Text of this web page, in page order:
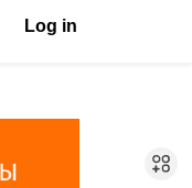
Log in